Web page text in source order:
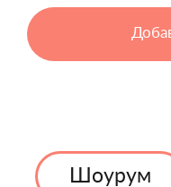
Шоурум